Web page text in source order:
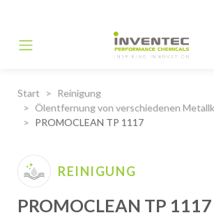
Main Navigation
Start
Reinigung
Ölentfernung von verschiedenen
PROMOCLEAN TP 1117
REINIGUNG
PROMOCLEAN TP 1117